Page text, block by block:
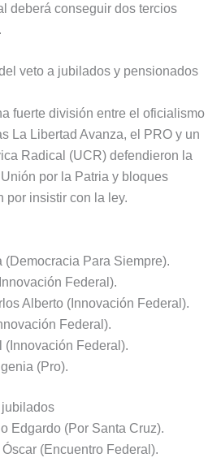
deberá conseguir dos tercios
veto a jubilados y pensionados
fuerte división entre el oficialismo
La Libertad Avanza, el PRO y un
Radical (UCR) defendieron la
por la Patria y bloques
por insistir con la ley.
(Democracia Para Siempre).
Federal).
Alberto (Innovación Federal).
Federal).
(Innovación Federal).
(Pro).
jubilados
Edgardo (Por Santa Cruz).
(Encuentro Federal).